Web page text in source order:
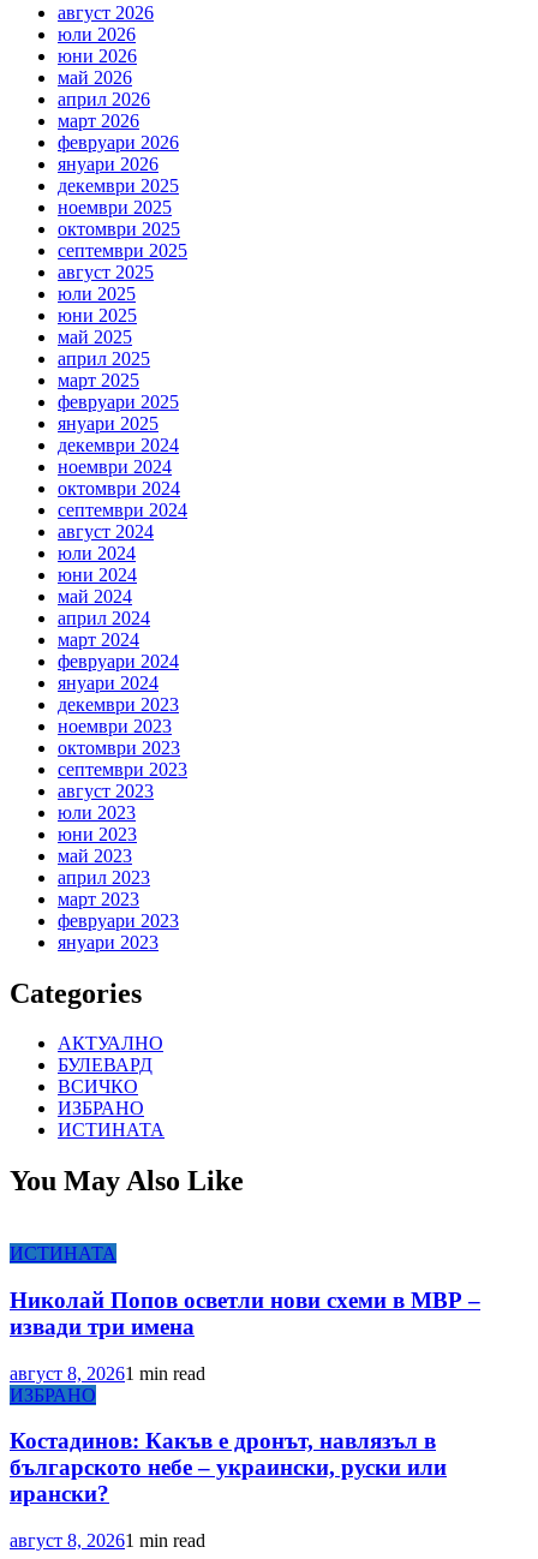
август 2026
юли 2026
юни 2026
май 2026
април 2026
март 2026
февруари 2026
януари 2026
декември 2025
ноември 2025
октомври 2025
септември 2025
август 2025
юли 2025
юни 2025
май 2025
април 2025
март 2025
февруари 2025
януари 2025
декември 2024
ноември 2024
октомври 2024
септември 2024
август 2024
юли 2024
юни 2024
май 2024
април 2024
март 2024
февруари 2024
януари 2024
декември 2023
ноември 2023
октомври 2023
септември 2023
август 2023
юли 2023
юни 2023
май 2023
април 2023
март 2023
февруари 2023
януари 2023
Categories
АКТУАЛНО
БУЛЕВАРД
ВСИЧКО
ИЗБРАНО
ИСТИНАТА
You May Also Like
ИСТИНАТА
Николай Попов осветли нови схеми в МВР –
извади три имена
август 8, 20261 min read
ИЗБРАНО
Костадинов: Какъв е дронът, навлязъл в
българското небе – украински, руски или
ирански?
август 8, 20261 min read